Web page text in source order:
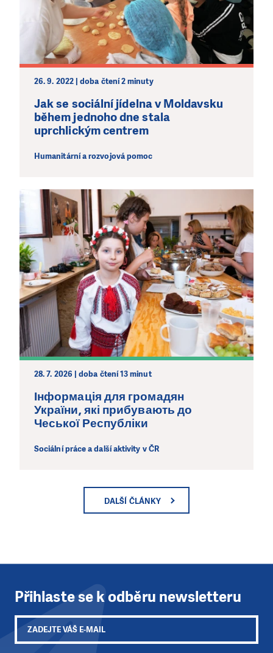
26. 9. 2022 | doba čtení 2 minuty
Jak se sociální jídelna v Moldavsku
během jednoho dne stala
uprchlickým centrem
Humanitární a rozvojová pomoc
28. 7. 2026 | doba čtení 13 minut
Інформація для громадян
України, які прибувають до
Чеської Республіки
Sociální práce a další aktivity v ČR
DALŠÍ ČLÁNKY
Abychom mohli pomáhat smysluplně, neobejdeme se
bez Vaší podpory. Ať už se nám rozhodnete pomoci
jedním darem nebo se stanete pravidelným dárcem
Klubu přátel, Vaše dary nám umožní pomoci vždy tam,
kde je to nejvíce potřeba.
DAROVAT DAROVAT PRAVIDELNĚ
Přihlaste se k odběru newsletteru